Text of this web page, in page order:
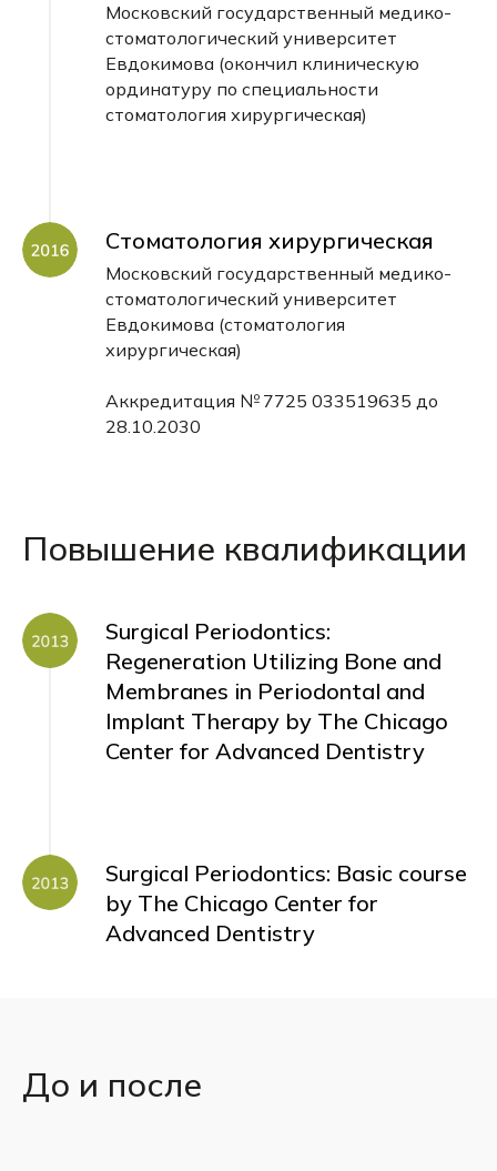
Московский государственный медико-
стоматологический университет
Евдокимова (окончил клиническую
ординатуру по специальности
стоматология хирургическая)
Стоматология хирургическая
Московский государственный медико-
стоматологический университет
Евдокимова (стоматология
хирургическая)
Аккредитация № 7725 033519635 до
28.10.2030
Повышение квалификации
Surgical Periodontics:
Regeneration Utilizing Bone and
Membranes in Periodontal and
Implant Therapy by The Chicago
Center for Advanced Dentistry
Surgical Periodontics: Basic course
by The Chicago Center for
Advanced Dentistry
До и после